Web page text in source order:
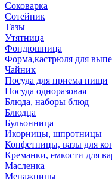
Соковарка
Сотейник
Тазы
Утятница
Фондюшница
Форма,кастрюля для
Чайник
Посуда для приема пищи
Посуда одноразовая
Блюда, наборы блюд
Блюдца
Бульонница
Икорницы, шпротницы
Конфетницы, вазы для
Креманки, емкости для
Масленка
Менажницы